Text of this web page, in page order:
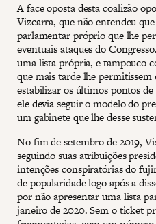
A face oposta desta coalizão
Vizcarra, que não entendeu
parlamentar próprio que lhe
eventuais ataques do
uma lista própria, e tampouco
que mais tarde lhe
estabilizar os últimos pontos
ele devia seguir o modelo do
um gabinete que lhe desse
No fim de setembro de 2019,
seguindo suas atribuições
intenções conspiratórias do
de popularidade logo após a
por não apresentar uma lista
janeiro de 2020. Sem o ticket